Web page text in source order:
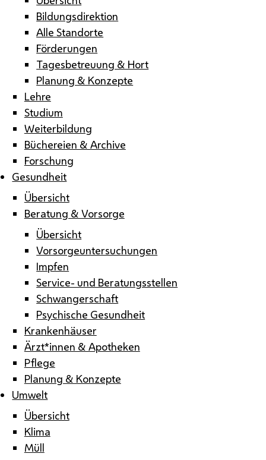
Bildungsdirektion
Alle Standorte
Förderungen
Tagesbetreuung & Hort
Planung & Konzepte
Lehre
Studium
Weiterbildung
Büchereien & Archive
Forschung
Gesundheit
Übersicht
Beratung & Vorsorge
Übersicht
Vorsorgeuntersuchungen
Impfen
Service- und Beratungsstellen
Schwangerschaft
Psychische Gesundheit
Krankenhäuser
Ärzt*innen & Apotheken
Pflege
Planung & Konzepte
Umwelt
Übersicht
Klima
Müll